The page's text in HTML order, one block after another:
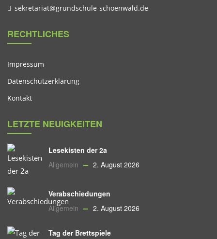
sekretariat@grundschule-schoenwald.de
RECHTLICHES
Impressum
Datenschutzerklärung
Kontakt
LETZTE NEUIGKEITEN
Lesekisten der 2a
Allgemein
2. August 2026
Verabschiedungen
Allgemein
2. August 2026
Tag der Brettspiele